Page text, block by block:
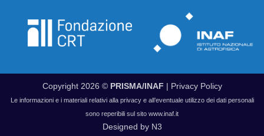
Copyright 2026 © PRISMA/INAF | Privacy Policy
Le informazioni e i materiali relativi alla privacy e all’eventuale utilizzo dei dati personali
sono reperibili sul sito www.inaf.it
Designed by N3